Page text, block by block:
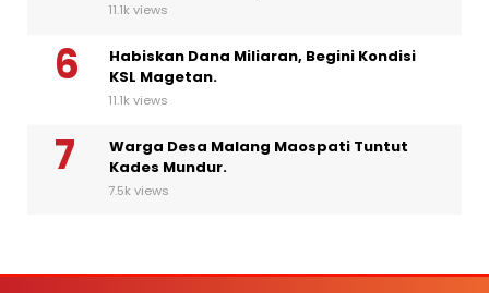
11.1k views
Habiskan Dana Miliaran, Begini Kondisi
KSL Magetan.
11.1k views
Warga Desa Malang Maospati Tuntut
Kades Mundur.
7.5k views